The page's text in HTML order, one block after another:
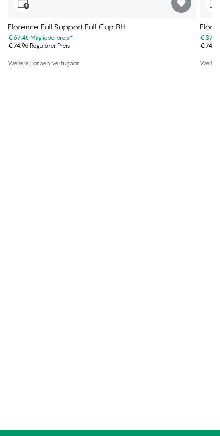
Florence Full Support Full Cup BH
€67.45 Mitgliederpreis*
€74.95 Regulärer Preis
Weitere Farben verfügbar
€74.95